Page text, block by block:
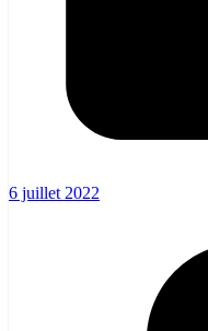
6 juillet 2022